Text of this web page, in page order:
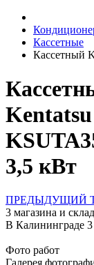
Кассетные
Кассетный
3,5 кВт
ПРЕДЫДУЩИЙ
3 магазина и склад
В Калининграде 3
Фото работ